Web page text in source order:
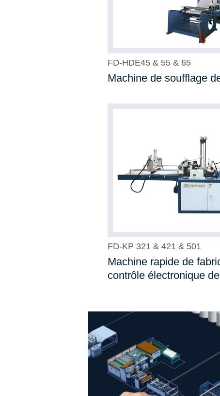
FD-HDE45 & 55 & 65
Machine de soufflage
FD-KP 321 & 421 & 501
Machine rapide de
contrôle électronique